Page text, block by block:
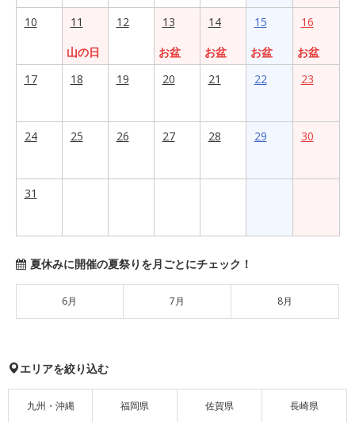
10
11
山の日
12
13
お盆
14
お盆
15
お盆
16
お盆
17
18 19 20 21 22 23
24 25 26 27 28 29 30
31
夏休みに開催の夏祭りを月ごとにチェック！
6月 7月 8月
エリアを絞り込む
九州・沖縄 福岡県 佐賀県 長崎県